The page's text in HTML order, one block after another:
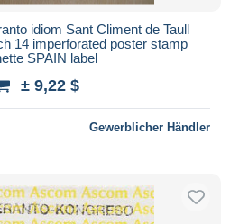
idiom Sant Climent de Taull
14 imperforated poster stamp
SPAIN label
± 9,22 $
Gewerblicher Händler